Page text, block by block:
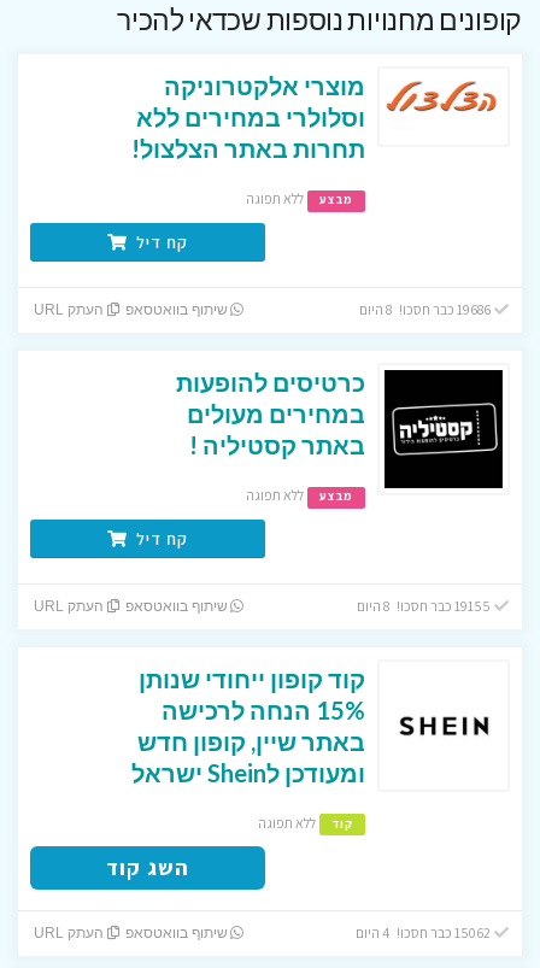
קופונים מחנויות נוספות שכדאי להכיר
מוצרי אלקטרוניקה
וסלולרי במחירים ללא
תחרות באתר הצלצול!
מבצע ללא תפוגה
קח דיל
19686 כבר חסכו! 8 היום שיתוף בוואטסאפ העתק URL
כרטיסים להופעות
במחירים מעולים
באתר קסטיליה !
מבצע ללא תפוגה
קח דיל
שיתוף בוואטסאפ העתק URL
קוד קופון ייחודי שנותן
15% הנחה לרכישה
באתר שיין, קופון חדש
ומעודכן לShein ישראל
קוד ללא תפוגה
השג קוד
שיתוף בוואטסאפ העתק URL